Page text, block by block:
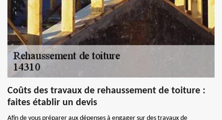
Coûts des travaux de rehaussement de toiture :
faites établir un devis
Afin de vous préparer aux dépenses à engager sur des travaux de